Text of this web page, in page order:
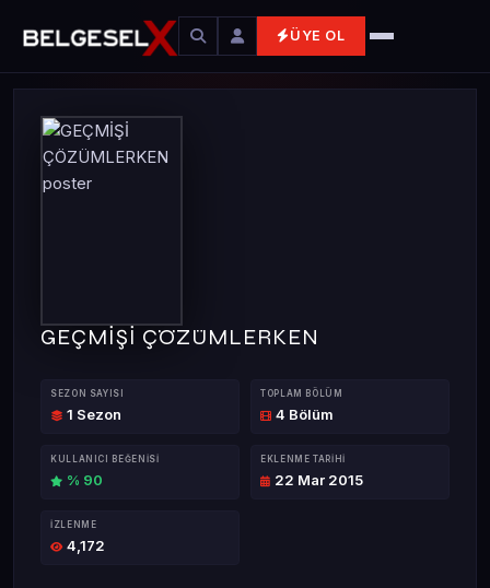
ÜYE OL
GEÇMİŞİ ÇÖZÜMLERKEN
SEZON SAYISI
1 Sezon
TOPLAM BÖLÜM
4 Bölüm
KULLANICI BEĞENISI
% 90
EKLENME TARIHI
22 Mar 2015
İZLENME
4,172